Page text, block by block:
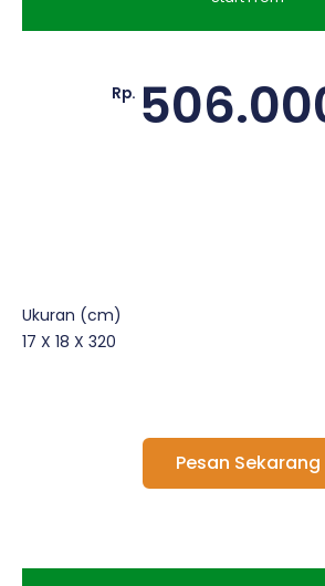
Rp.
Ukuran (cm)
17 X 18 X 320
Pesan Sekarang